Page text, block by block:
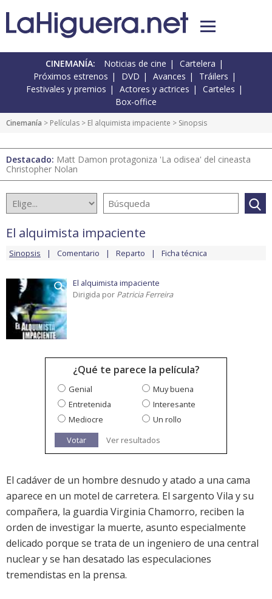
CINEMANÍA: Noticias de cine
Cartelera
Próximos estrenos
DVD Avances
Tráilers
Festivales y premios
Actores y actrices
Carteles
Box-office
Cinemanía > Películas > El alquimista impaciente > Sinopsis
Destacado: Matt Damon protagoniza 'La odisea' del cineasta
Christopher Nolan
El alquimista impaciente
Sinopsis Comentario Reparto Ficha técnica
El alquimista impaciente
Dirigida por Patricia Ferreira
¿Qué te parece la película?
Genial
Muy buena
Entretenida
Interesante
Mediocre
Un rollo
Votar
Ver resultados
El cadáver de un hombre desnudo y atado a una cama
aparece en un motel de carretera. El sargento Vila y su
compañera, la guardia Virginia Chamorro, reciben la
orden de investigar la muerte, asunto especialmente
delicado porque se trata de un ingeniero de una central
nuclear y se han desatado las especulaciones
tremendistas en la prensa.